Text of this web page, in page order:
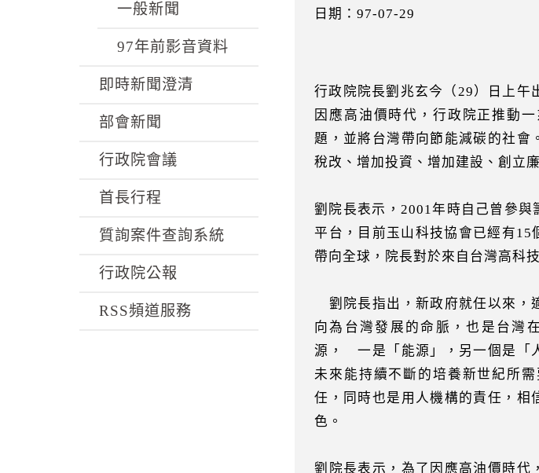
一般新聞
97年前影音資料
即時新聞澄清
部會新聞
行政院會議
首長行程
質詢案件查詢系統
行政院公報
RSS頻道服務
日期：97-07-29
行政院院長劉兆玄今（29）日上午
因應高油價時代，行政院正推動
題，並將台灣帶向節能減碳的社會
稅改、增加投資、增加建設、創立
劉院長表示，2001年時自己曾參
平台，目前玉山科技協會已經有
帶向全球，院長對於來自台灣高科
劉院長指出，新政府就任以來，
向為台灣發展的命脈，也是台灣
源， 一是「能源」，另一個是「
未來能持續不斷的培養新世紀所
任，同時也是用人機構的責任，相
色。
劉院長表示，為了因應高油價時代